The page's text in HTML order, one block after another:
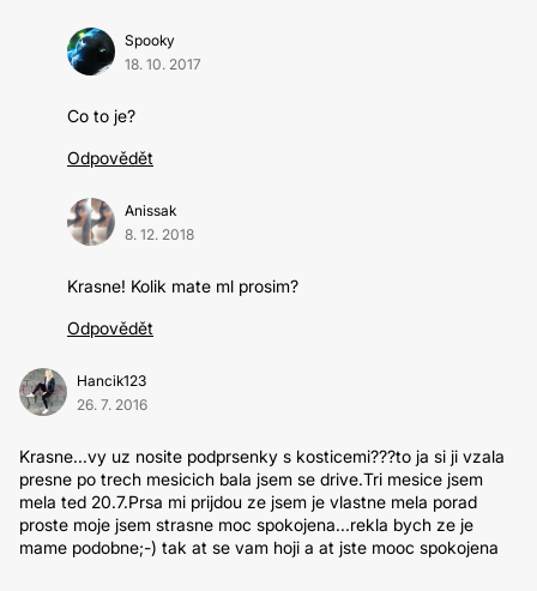
Spooky
18. 10. 2017
Co to je?
Odpovědět
Anissak
8. 12. 2018
Krasne! Kolik mate ml prosim?
Odpovědět
Hancik123
26. 7. 2016
Krasne...vy uz nosite podprsenky s kosticemi???to ja si ji vzala
presne po trech mesicich bala jsem se drive.Tri mesice jsem
mela ted 20.7.Prsa mi prijdou ze jsem je vlastne mela porad
proste moje jsem strasne moc spokojena...rekla bych ze je
mame podobne;-) tak at se vam hoji a at jste mooc spokojena